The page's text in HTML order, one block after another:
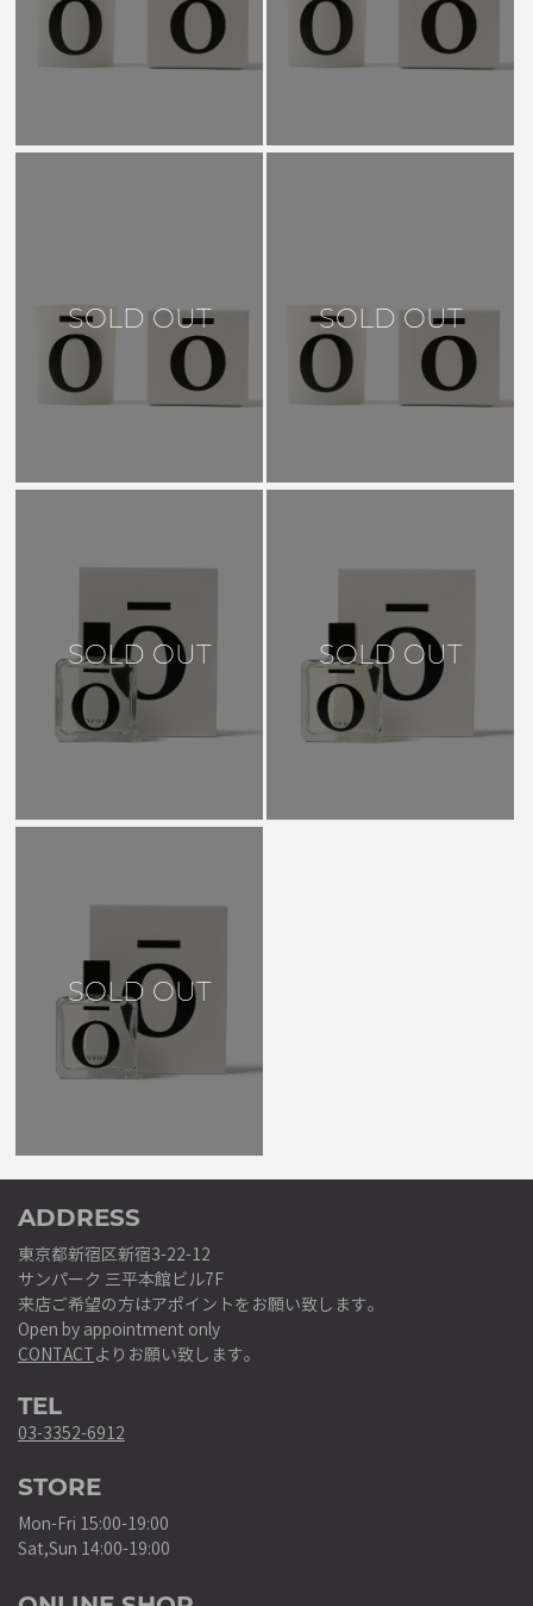
SOLD OUT SOLD OUT
SOLD OUT SOLD OUT
SOLD OUT
ADDRESS
東京都新宿区新宿3-22-12
サンパーク 三平本館ビル7F
来店ご希望の方はアポイントをお願い致します。
Open by appointment only
CONTACTよりお願い致します。
TEL
03-3352-6912
STORE
Mon-Fri 15:00-19:00
Sat,Sun 14:00-19:00